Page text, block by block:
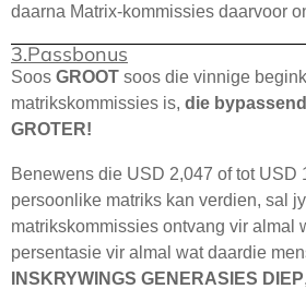
daarna Matrix-kommissies daarvoor
3.Passbonus
Soos GROOT soos die vinnige
matrikskommissies is, die
GROTER!
Benewens die USD 2,047 of tot USD
persoonlike matriks kan verdien, sal
matrikskommissies ontvang vir almal
persentasie vir almal wat daardie
INSKRYWINGS GENERASIES DIEP